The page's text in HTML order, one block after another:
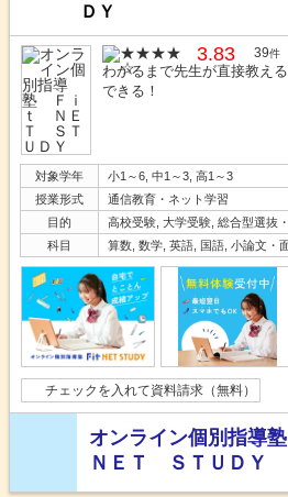
ＤＹ
3.83 39件
わかるまで先生が直接教え
できる！
対象学年
小1～6, 中1～3, 高1～3
授業形式
通信教育・ネット学習
目的
高校受験, 大学受験, 総合型選抜
科目
算数, 数学, 英語, 国語, 小論文・
チェックを入れて資料請求（無料）
オンライン個別指
ＮＥＴ ＳＴＵＤＹ